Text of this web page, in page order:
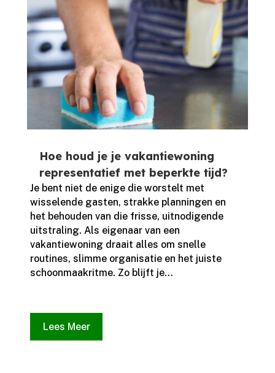
Hoe houd je je vakantiewoning
representatief met beperkte tijd?
Je bent niet de enige die worstelt met
wisselende gasten, strakke planningen en
het behouden van die frisse, uitnodigende
uitstraling.​ Als eigenaar van een
vakantiewoning draait alles om snelle
routines, slimme organisatie en het juiste
schoonmaakritme.​ Zo blijft je...
Lees Meer